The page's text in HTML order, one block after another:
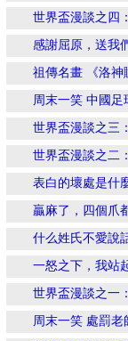
世界盃漫談之四
感謝屈原，送我
祖傳名畫 《洛神
周末一笑 中國足
世界盃漫談之三
世界盃漫談之二
表白的壞處是什
贏麻了，四個爪
什么姓氏不愛說
一怒之下，我站
世界盃漫談之一
周末一笑 處罰老